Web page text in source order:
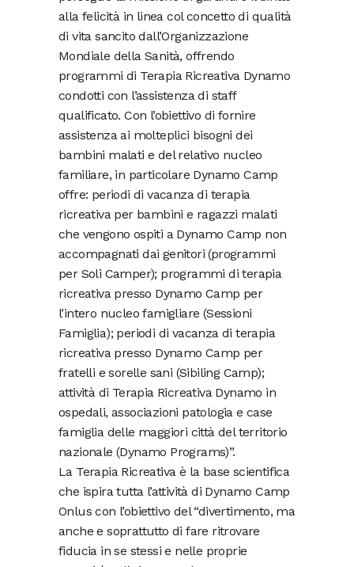
alla felicità in linea col concetto di qualità
di vita sancito dall’Organizzazione
Mondiale della Sanità, offrendo
programmi di Terapia Ricreativa Dynamo
condotti con l’assistenza di staff
qualificato. Con l’obiettivo di fornire
assistenza ai molteplici bisogni dei
bambini malati e del relativo nucleo
familiare, in particolare Dynamo Camp
offre: periodi di vacanza di terapia
ricreativa per bambini e ragazzi malati
che vengono ospiti a Dynamo Camp non
accompagnati dai genitori (programmi
per Soli Camper); programmi di terapia
ricreativa presso Dynamo Camp per
l’intero nucleo famigliare (Sessioni
Famiglia); periodi di vacanza di terapia
ricreativa presso Dynamo Camp per
fratelli e sorelle sani (Sibiling Camp);
attività di Terapia Ricreativa Dynamo in
ospedali, associazioni patologia e case
famiglia delle maggiori città del territorio
nazionale (Dynamo Programs)”.
La Terapia Ricreativa è la base scientifica
che ispira tutta l’attività di Dynamo Camp
Onlus con l’obiettivo del “divertimento, ma
anche e soprattutto di fare ritrovare
fiducia in se stessi e nelle proprie